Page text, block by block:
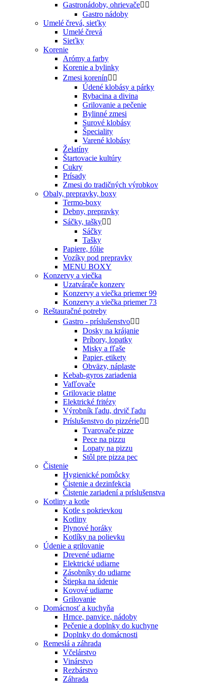
Gastronádoby, ohrievače 
Gastro nádoby
Umelé črevá, sieťky
Umelé črevá
Sieťky
Korenie
Arómy a farby
Korenie a bylinky
Zmesi korenín 
Údené klobásy a párky
Rybacina a divina
Grilovanie a pečenie
Bylinné zmesi
Surové klobásy
Špeciality
Varené klobásy
Želatíny
Štartovacie kultúry
Cukry
Prísady
Zmesi do tradičných výrobkov
Obaly, prepravky, boxy
Termo-boxy
Debny, prepravky
Sáčky, tašky 
Sáčky
Tašky
Papiere, fólie
Vozíky pod prepravky
MENU BOXY
Konzervy a viečka
Uzatvárače konzerv
Konzervy a viečka priemer 99
Konzervy a viečka priemer 73
Reštauračné potreby
Gastro - príslušenstvo 
Dosky na krájanie
Príbory, lopatky
Misky a fľaše
Papier, etikety
Obväzy, náplaste
Kebab-gyros zariadenia
Vafľovače
Grilovacie platne
Elektrické fritézy
Výrobník ľadu, drvič ľadu
Príslušenstvo do pizzérie 
Tvarovače pizze
Pece na pizzu
Lopaty na pizzu
Stôl pre pizza pec
Čistenie
Hygienické pomôcky
Čistenie a dezinfekcia
Čistenie zariadení a príslušenstva
Kotliny a kotle
Kotle s pokrievkou
Kotliny
Plynové horáky
Kotlíky na polievku
Údenie a grilovanie
Drevené udiarne
Elektrické udiarne
Zásobníky do udiarne
Štiepka na údenie
Kovové udiarne
Grilovanie
Domácnosť a kuchyňa
Hrnce, panvice, nádoby
Pečenie a doplnky do kuchyne
Doplnky do domácnosti
Remeslá a záhrada
Včelárstvo
Vinárstvo
Rezbárstvo
Záhrada